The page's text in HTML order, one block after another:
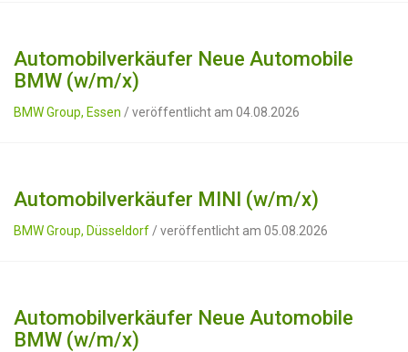
Automobilverkäufer Neue Automobile
BMW (w/m/x)
BMW Group, Essen / veröffentlicht am 04.08.2026
Automobilverkäufer MINI (w/m/x)
BMW Group, Düsseldorf / veröffentlicht am 05.08.2026
Automobilverkäufer Neue Automobile
BMW (w/m/x)